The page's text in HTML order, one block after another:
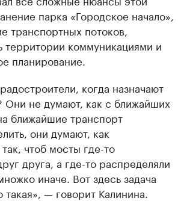
парка «Городское начало»,
транспортных потоков,
территории коммуникациями и
планирование.
когда назначают
Они не думают, как с ближайших
ближайшие транспорт
они думают, как
чтоб мосты где-то
друга, а где-то распределяли
иначе. Вот здесь задача
— говорит Калинина.